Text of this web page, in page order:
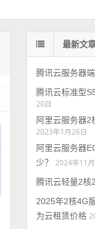
最新文
腾讯云服务器
腾讯云标准型
20日
阿里云服务器2
2023年1月26日
阿里云服务器
少？
2024年11
腾讯云轻量2核
2025年2核4G
为云租赁价格